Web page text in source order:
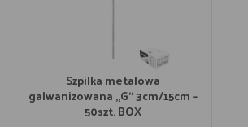
Szpilka metalowa
galwanizowana „G” 3cm/15cm –
50szt. BOX